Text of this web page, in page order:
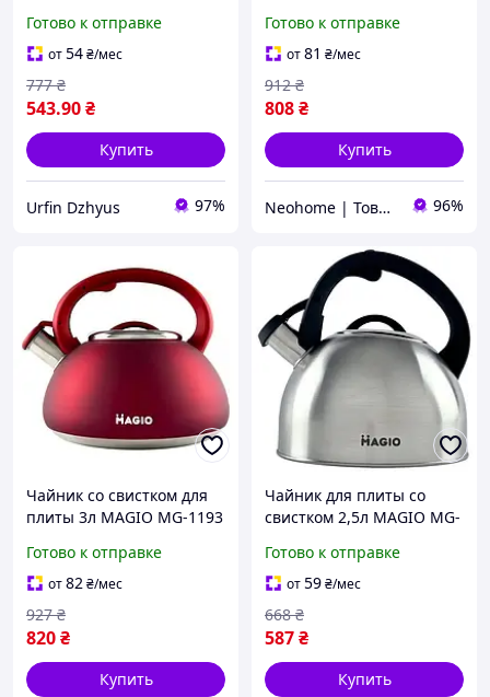
Готово к отправке
от54₴/мес
543.90₴
777 ₴
Купить
Urfin Dzhyus 97%
(Niz15001)
Готово к отправке
от81 ₴/мес
808₴
912 ₴
Купить
Neohome | Товары для дома и дачи 96%
Чайник со свистком для
плиты 3л MAGIO MG-1193
Готово к отправке
от82₴/мес
820₴
927 ₴
Купить
Чайник для плиты со
свистком 2,5л MAGIO MG-
(Niz14999)
Готово к отправке
от59₴/мес
587₴
668 ₴
Купить